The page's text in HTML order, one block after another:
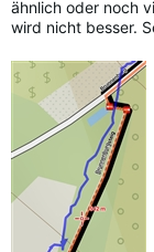
ähnlich oder noch
wird nicht besser.